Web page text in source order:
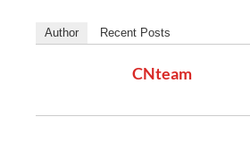
Author Recent Posts
CNteam